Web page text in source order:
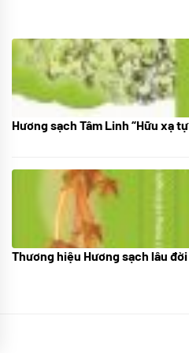
28/10/2025
Hương sạch Tâm Linh “Hữu xạ
18/10/2025
Thương hiệu Hương sạch lâu